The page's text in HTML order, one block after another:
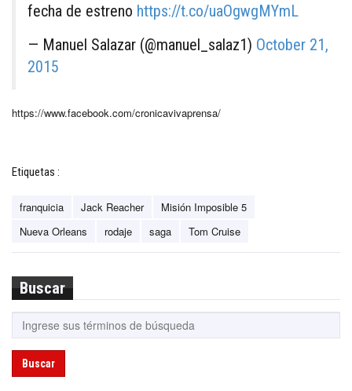
fecha de estreno https://t.co/uaOgwgMYmL
— Manuel Salazar (@manuel_salaz1) October 21,
2015
https://www.facebook.com/cronicavivaprensa/
Etiquetas :
franquicia Jack Reacher
Misión Imposible 5
Nueva Orleans
rodaje saga Tom Cruise
Buscar
Buscar